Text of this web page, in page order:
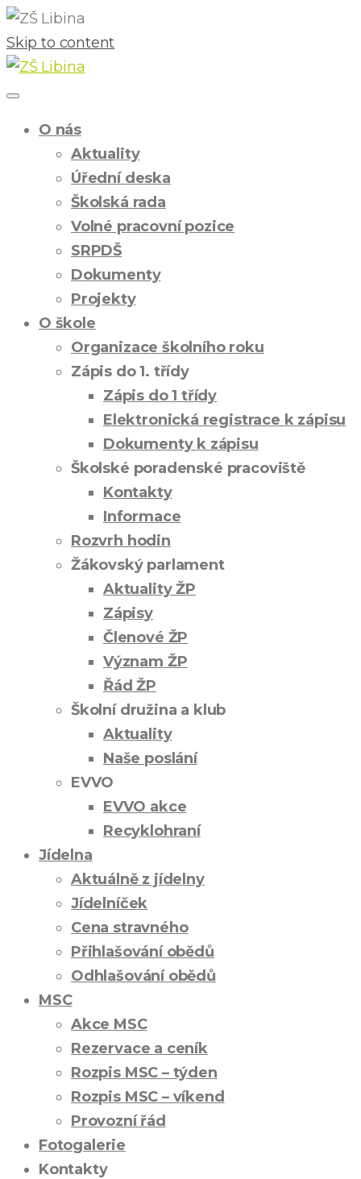
Skip to content
O nás
Aktuality
Úřední deska
Školská rada
Volné pracovní pozice
SRPDŠ
Dokumenty
Projekty
O škole
Organizace školního roku
Zápis do 1. třídy
Zápis do 1 třídy
Elektronická registrace k zápisu
Dokumenty k zápisu
Školské poradenské pracoviště
Kontakty
Informace
Rozvrh hodin
Žákovský parlament
Aktuality ŽP
Zápisy
Členové ŽP
Význam ŽP
Řád ŽP
Školní družina a klub
Aktuality
Naše poslání
EVVO
EVVO akce
Recyklohraní
Jídelna
Aktuálně z jídelny
Jídelníček
Cena stravného
Přihlašování obědů
Odhlašování obědů
MSC
Akce MSC
Rezervace a ceník
Rozpis MSC – týden
Rozpis MSC – víkend
Provozní řád
Fotogalerie
Kontakty